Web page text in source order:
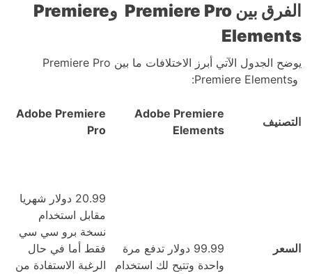
الفرق بين Premiere Pro وPremiere
Elements
يوضح الجدول الآتي أبرز الاختلافات ما بين Premiere Pro
وPremiere Elements:
التصنيف
Adobe Premiere
Elements
Adobe Premiere
Pro
السعر
99.99 دولار تدفع مرة
واحدة وتتيح لك استخدام
20.99 دولار شهريا
مقابل استخدام
نسخة برو سي سي
فقط أما في حال
الرغبة الاستفادة من